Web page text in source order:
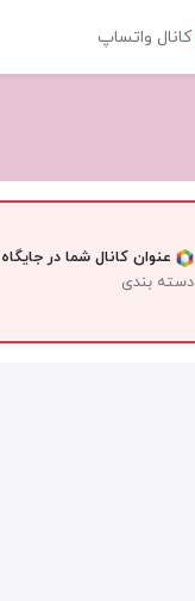
کانال واتساپ
عنوان کانال شما در جایگاه VIP
دسته بندی